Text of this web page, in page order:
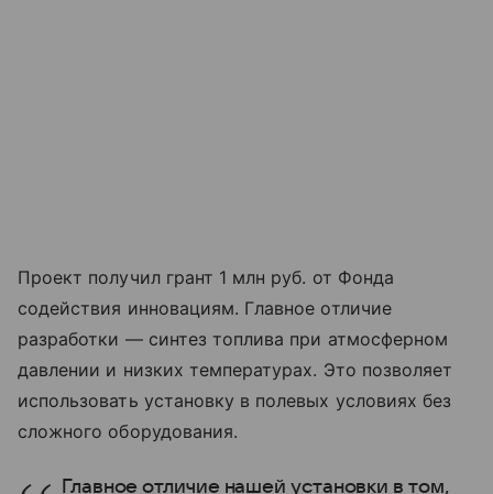
Проект получил грант 1 млн руб. от Фонда
содействия инновациям. Главное отличие
разработки — синтез топлива при атмосферном
давлении и низких температурах. Это позволяет
использовать установку в полевых условиях без
сложного оборудования.
Главное отличие нашей установки в том,